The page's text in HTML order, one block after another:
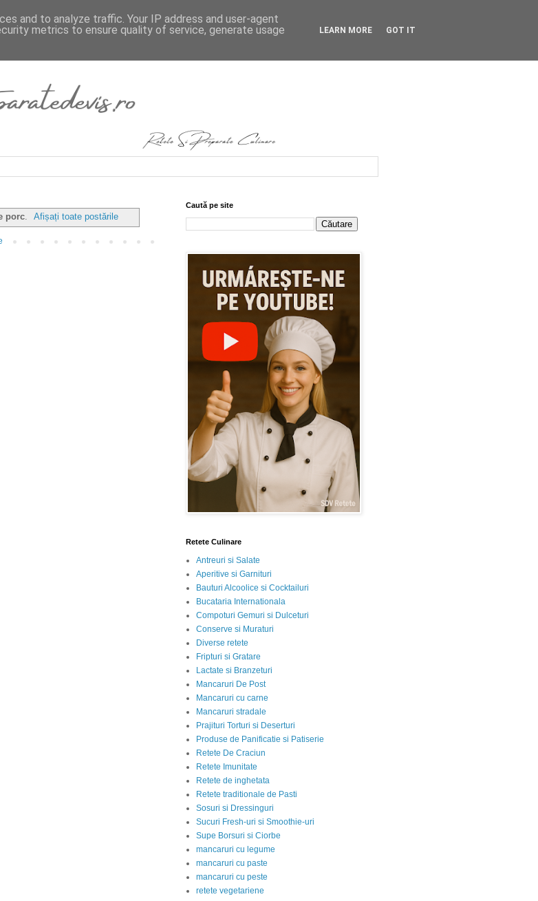
porc. Afișați toate postările
Caută pe site
Retete Culinare
Antreuri si Salate
Aperitive si Garnituri
Bauturi Alcoolice si Cocktailuri
Bucataria Internationala
Compoturi Gemuri si Dulceturi
Conserve si Muraturi
Diverse retete
Fripturi si Gratare
Lactate si Branzeturi
Mancaruri De Post
Mancaruri cu carne
Mancaruri stradale
Prajituri Torturi si Deserturi
Produse de Panificatie si Patiserie
Retete De Craciun
Retete Imunitate
Retete de inghetata
Retete traditionale de Pasti
Sosuri si Dressinguri
Sucuri Fresh-uri si Smoothie-uri
Supe Borsuri si Ciorbe
mancaruri cu legume
mancaruri cu paste
mancaruri cu peste
retete vegetariene
and to analyze traffic. Your IP address and user-agent
metrics to ensure quality of service, generate usage
LEARN MORE GOT IT